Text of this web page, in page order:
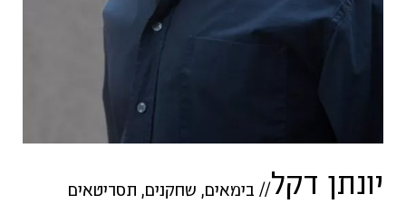
יונתן דקל// בימאים, שחקנים, תסריטאים